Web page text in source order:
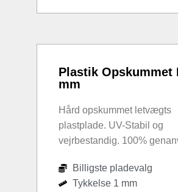
Plastik Opskummet
mm
Hård opskummet letvægts
plastplade. UV-Stabil og
vejrbestandig. 100%
Billigste pladevalg
Tykkelse 1 mm